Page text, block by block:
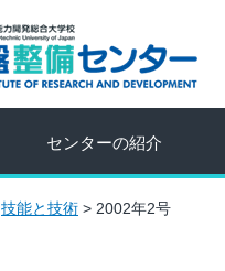
センターの紹介
技能と技術 > 2002年2号